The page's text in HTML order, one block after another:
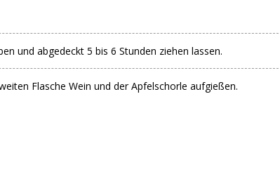
und abgedeckt 5 bis 6 Stunden ziehen lassen.
Flasche Wein und der Apfelschorle aufgießen.